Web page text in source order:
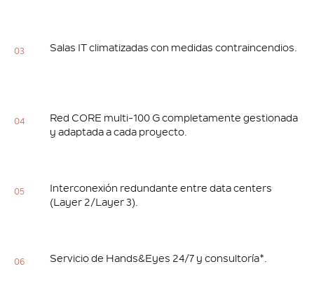
03 Salas IT climatizadas con medidas contraincendios.
04
Red CORE multi-100 G completamente gestionada
y adaptada a cada proyecto.
05
Interconexión redundante entre data centers
(Layer 2/Layer 3).
06 Servicio de Hands&Eyes 24/7 y consultoría*.